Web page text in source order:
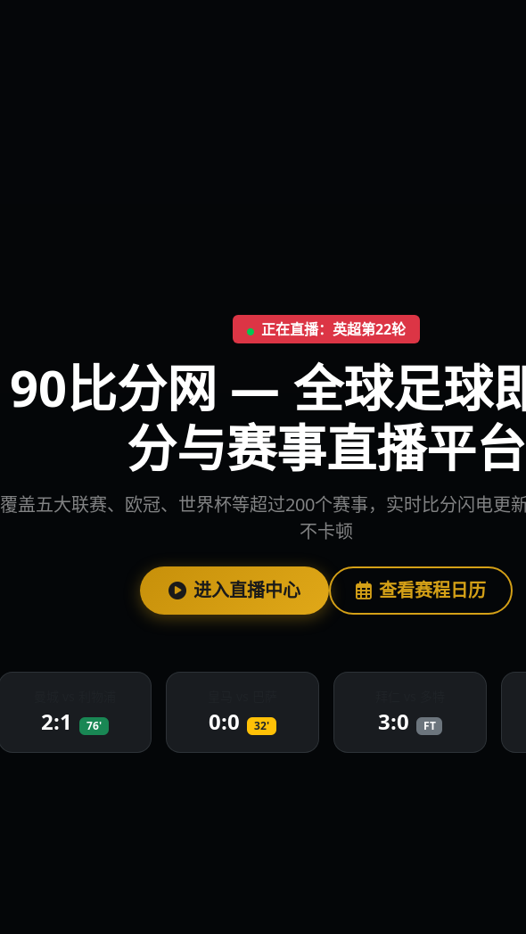
正在直播：英超第22轮
90比分网 — 全球足球
分与赛事直播平台
覆盖五大联赛、欧冠、世界杯等超过200个赛事，实时比分闪电更
不卡顿
进入直播中心 查看赛程日历
2:1 76' 0:0 32' 3:0 FT